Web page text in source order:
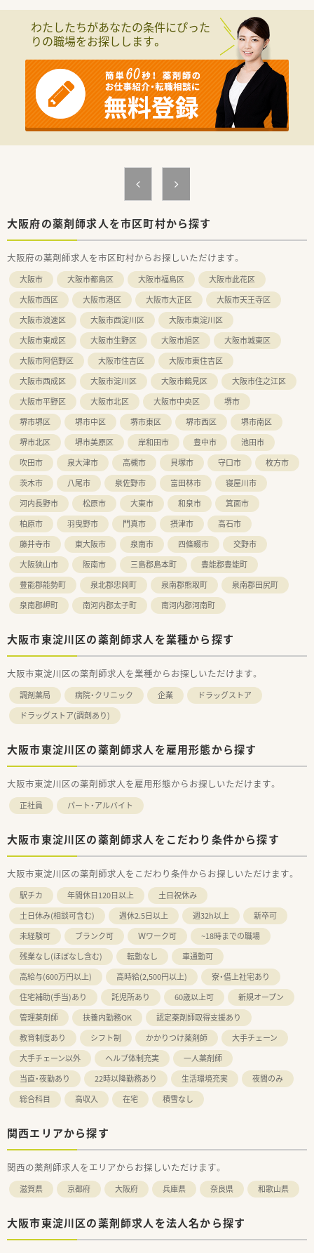
わたしたちがあなたの条件にぴった
りの職場をお探しします。
大阪府の薬剤師求人を市区町村から探す
大阪府の薬剤師求人を市区町村からお探しいただけます。
大阪市 大阪市都島区 大阪市福島区
大阪市此花区
大阪市西区
大阪市港区 大阪市大正区
大阪市天王寺区
大阪市浪速区
大阪市西淀川区
大阪市東淀川区
大阪市東成区
大阪市生野区 大阪市旭区
大阪市城東区
大阪市阿倍野区
大阪市住吉区
大阪市東住吉区
大阪市西成区
大阪市淀川区 大阪市鶴見区
大阪市住之江区
大阪市平野区
大阪市北区 大阪市中央区
堺市
堺市堺区
堺市中区 堺市東区 堺市西区
堺市南区
堺市北区
堺市美原区 岸和田市 豊中市
池田市
吹田市
泉大津市 高槻市 貝塚市 守口市
枚方市
茨木市
八尾市 泉佐野市 富田林市
寝屋川市
河内長野市
松原市 大東市 和泉市
箕面市
柏原市
羽曳野市 門真市 摂津市
高石市
藤井寺市
東大阪市 泉南市 四條畷市
交野市
大阪狭山市
阪南市 三島郡島本町
豊能郡豊能町
豊能郡能勢町
泉北郡忠岡町 泉南郡熊取町
泉南郡田尻町
泉南郡岬町
南河内郡太子町 南河内郡河南町
大阪市東淀川区の薬剤師求人を業種から探す
大阪市東淀川区の薬剤師求人を業種からお探しいただけます。
調剤薬局 病院・クリニック 企業
ドラッグストア
ドラッグストア(調剤あり)
大阪市東淀川区の薬剤師求人を雇用形態から探す
大阪市東淀川区の薬剤師求人を雇用形態からお探しいただけます。
正社員 パート・アルバイト
大阪市東淀川区の薬剤師求人をこだわり条件から探す
大阪市東淀川区の薬剤師求人をこだわり条件からお探しいただけます。
駅チカ 年間休日120日以上
土日祝休み
土日休み(相談可含む)
週休2.5日以上 週32h以上
新卒可
未経験可
ブランク可 Ｗワーク可
~18時までの職場
残業なし(ほぼなし含む)
転勤なし
車通勤可
高給与(600万円以上)
高時給(2,500円以上)
寮・借上社宅あり
住宅補助(手当)あり
託児所あり 60歳以上可
新規オープン
管理薬剤師
扶養内勤務OK
認定薬剤師取得支援あり
教育制度あり
シフト制 かかりつけ薬剤師
大手チェーン
大手チェーン以外
ヘルプ体制充実
一人薬剤師
当直・夜勤あり
22時以降勤務あり 生活環境充実
夜間のみ
総合科目
高収入 在宅 積雪なし
関西エリアから探す
関西の薬剤師求人をエリアからお探しいただけます。
滋賀県 京都府 大阪府 兵庫県 奈良県 和歌山県
大阪市東淀川区の薬剤師求人を法人名から探す